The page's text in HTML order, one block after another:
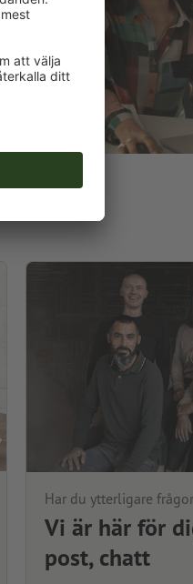
Har du ytterligare
Vi är här för
post, chatt